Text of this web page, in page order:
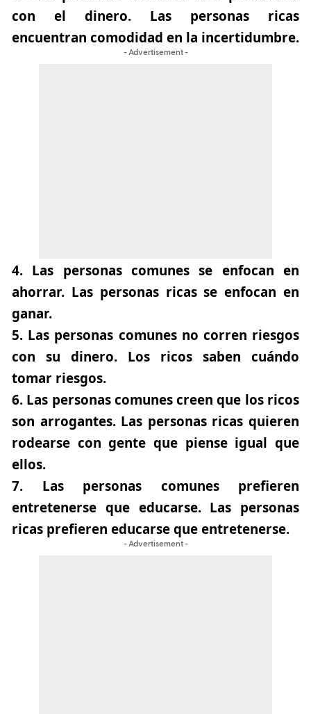
con el dinero. Las personas ricas
encuentran comodidad en la incertidumbre.
- Advertisement -
4. Las personas comunes se enfocan en
ahorrar. Las personas ricas se enfocan en
ganar.
5. Las personas comunes no corren riesgos
con su dinero. Los ricos saben cuándo
tomar riesgos.
6. Las personas comunes creen que los ricos
son arrogantes. Las personas ricas quieren
rodearse con gente que piense igual que
ellos.
7. Las personas comunes prefieren
entretenerse que educarse. Las personas
ricas prefieren educarse que entretenerse.
- Advertisement -